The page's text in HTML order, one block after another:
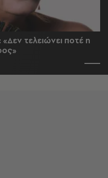
τελειώνει ποτέ η